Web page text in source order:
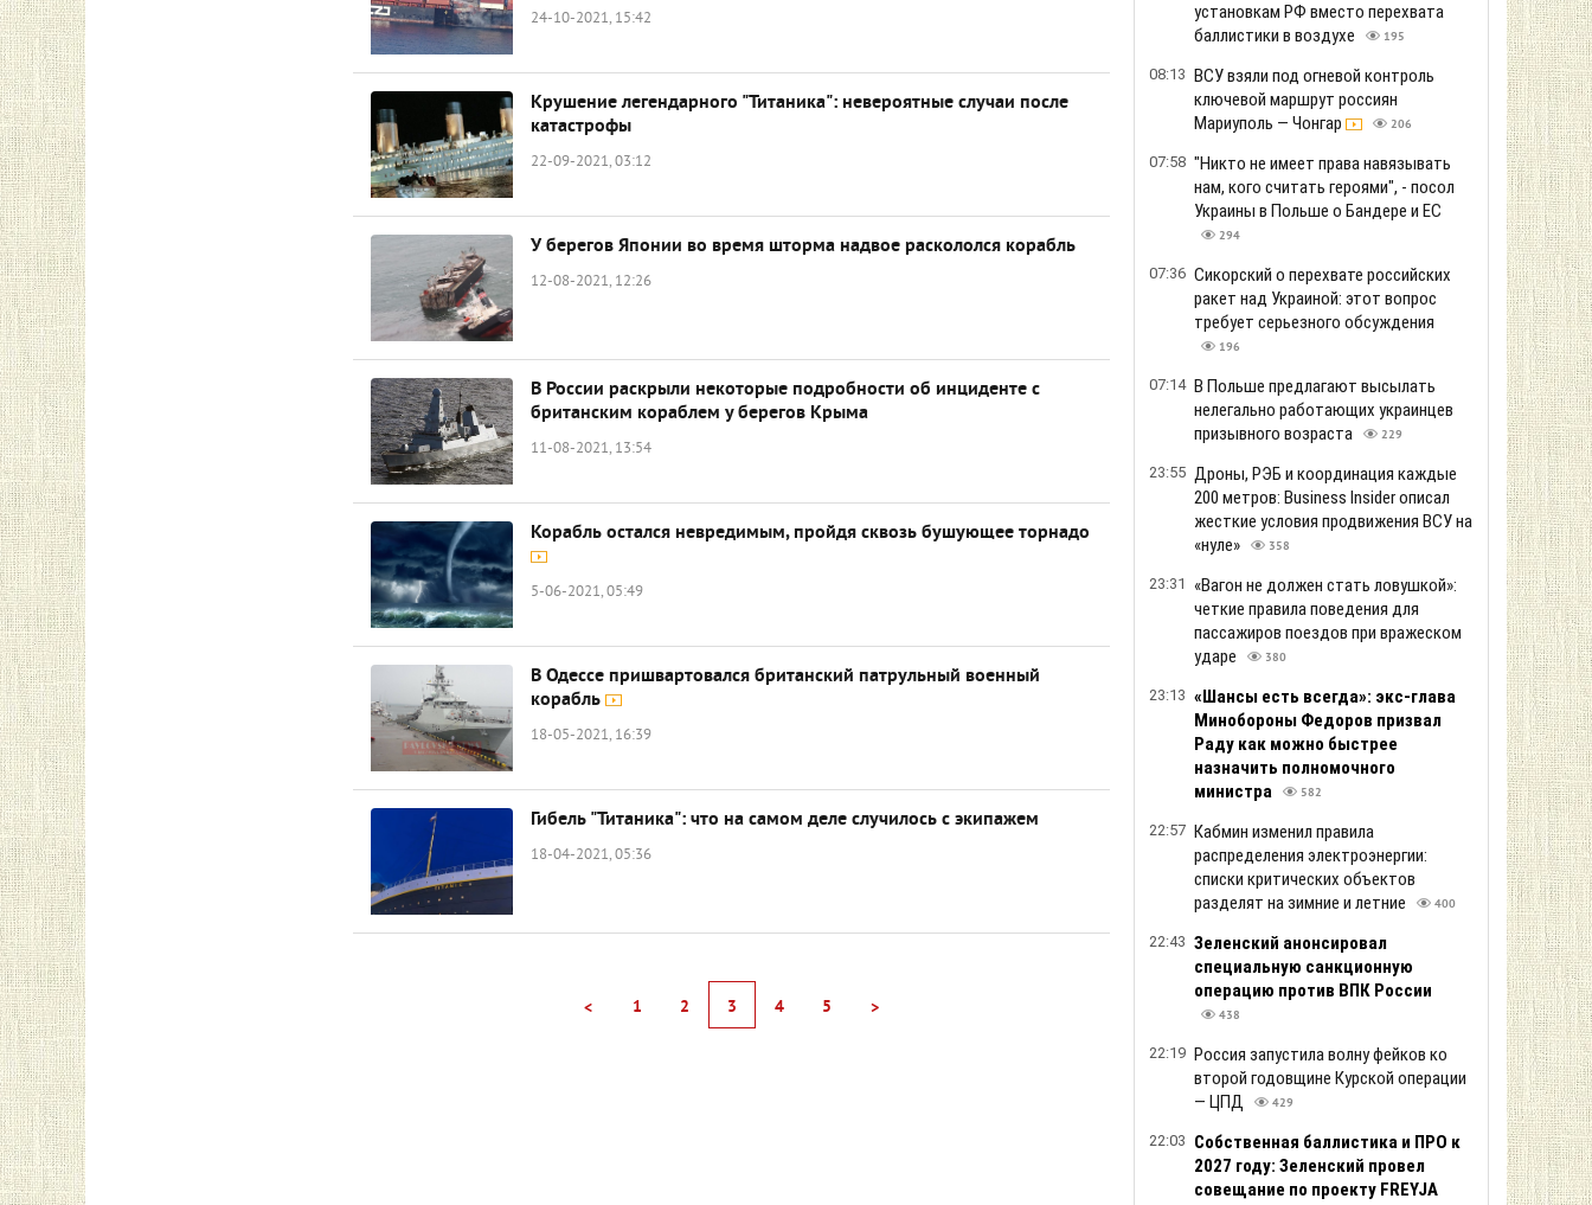
24-10-2021, 15:42
Крушение легендарного "Титаника": невероятные случаи после
катастрофы
22-09-2021, 03:12
У берегов Японии во время шторма надвое раскололся корабль
12-08-2021, 12:26
В России раскрыли некоторые подробности об инциденте с
британским кораблем у берегов Крыма
11-08-2021, 13:54
Корабль остался невредимым, пройдя сквозь бушующее торнадо
5-06-2021, 05:49
В Одессе пришвартовался британский патрульный военный
корабль
18-05-2021, 16:39
Гибель "Титаника": что на самом деле случилось с экипажем
18-04-2021, 05:36
< 1 2 3 4 5 >
установкам РФ вместо перехвата
баллистики в воздухе
195
08:13 ВСУ взяли под огневой контроль
ключевой маршрут россиян
Мариуполь — Чонгар
206
07:58 "Никто не имеет права навязывать
нам, кого считать героями", - посол
Украины в Польше о Бандере и ЕС
294
07:36 Сикорский о перехвате российских
ракет над Украиной: этот вопрос
требует серьезного обсуждения
196
07:14 В Польше предлагают высылать
нелегально работающих украинцев
призывного возраста
229
23:55 Дроны, РЭБ и координация каждые
200 метров: Business Insider описал
жесткие условия продвижения ВСУ на
«нуле»
358
23:31
«Вагон не должен стать ловушкой»:
четкие правила поведения для
пассажиров поездов при вражеском
ударе
380
23:13 «Шансы есть всегда»: экс-глава
Минобороны Федоров призвал
Раду как можно быстрее
назначить полномочного
министра
582
22:57 Кабмин изменил правила
распределения электроэнергии:
списки критических объектов
разделят на зимние и летние
400
22:43 Зеленский анонсировал
специальную санкционную
операцию против ВПК России
438
22:19 Россия запустила волну фейков ко
второй годовщине Курской операции
— ЦПД
429
22:03 Собственная баллистика и ПРО к
2027 году: Зеленский провел
совещание по проекту FREYJA